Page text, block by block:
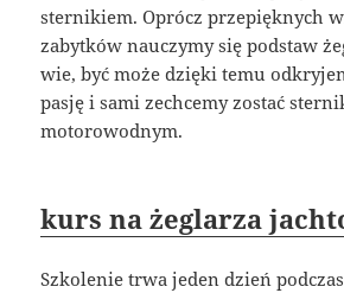
sternikiem. Oprócz przepięknych
zabytków nauczymy się podstaw
wie, być może dzięki temu
pasję i sami zechcemy zostać
motorowodnym.
kurs na żeglarza
Szkolenie trwa jeden dzień